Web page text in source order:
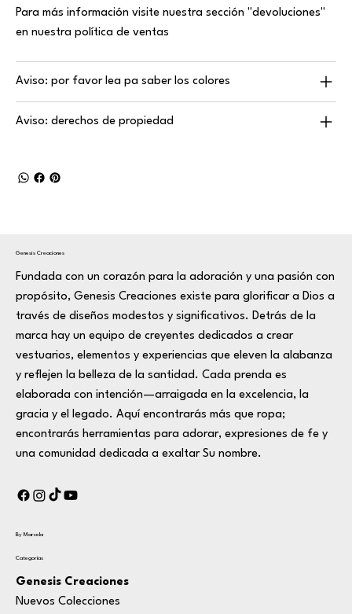
Para más información visite nuestra sección "devoluciones"
en nuestra política de ventas
Aviso: por favor lea pa saber los colores
Aviso: derechos de propiedad
Genesis Creaciones
Fundada con un corazón para la adoración y una pasión con
propósito, Genesis Creaciones existe para glorificar a Dios a
través de diseños modestos y significativos. Detrás de la
marca hay un equipo de creyentes dedicados a crear
vestuarios, elementos y experiencias que eleven la alabanza
y reflejen la belleza de la santidad. Cada prenda es
elaborada con intención—arraigada en la excelencia, la
gracia y el legado. Aquí encontrarás más que ropa;
encontrarás herramientas para adorar, expresiones de fe y
una comunidad dedicada a exaltar Su nombre.
By Marcela
Categorías
Genesis Creaciones
Nuevos Colecciones